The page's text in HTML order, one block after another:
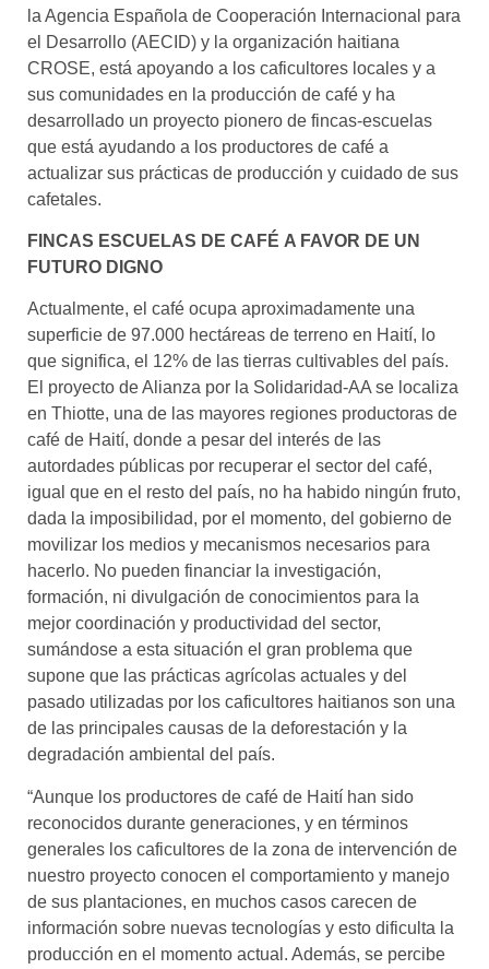
la Agencia Española de Cooperación Internacional para
el Desarrollo (AECID) y la organización haitiana
CROSE, está apoyando a los caficultores locales y a
sus comunidades en la producción de café y ha
desarrollado un proyecto pionero de fincas-escuelas
que está ayudando a los productores de café a
actualizar sus prácticas de producción y cuidado de sus
cafetales.
FINCAS ESCUELAS DE CAFÉ A FAVOR DE UN
FUTURO DIGNO
Actualmente, el café ocupa aproximadamente una
superficie de 97.000 hectáreas de terreno en Haití, lo
que significa, el 12% de las tierras cultivables del país.
El proyecto de Alianza por la Solidaridad-AA se localiza
en Thiotte, una de las mayores regiones productoras de
café de Haití, donde a pesar del interés de las
autordades públicas por recuperar el sector del café,
igual que en el resto del país, no ha habido ningún fruto,
dada la imposibilidad, por el momento, del gobierno de
movilizar los medios y mecanismos necesarios para
hacerlo. No pueden financiar la investigación,
formación, ni divulgación de conocimientos para la
mejor coordinación y productividad del sector,
sumándose a esta situación el gran problema que
supone que las prácticas agrícolas actuales y del
pasado utilizadas por los caficultores haitianos son una
de las principales causas de la deforestación y la
degradación ambiental del país.
“Aunque los productores de café de Haití han sido
reconocidos durante generaciones, y en términos
generales los caficultores de la zona de intervención de
nuestro proyecto conocen el comportamiento y manejo
de sus plantaciones, en muchos casos carecen de
información sobre nuevas tecnologías y esto dificulta la
producción en el momento actual. Además, se percibe